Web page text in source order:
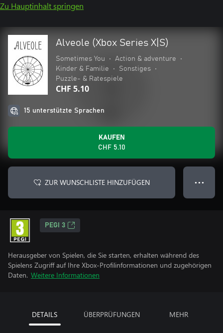
Zu Hauptinhalt springen
Alveole (Xbox Series X|S)
Sometimes You • Action & adventure
•
Kinder & Familie
• Sonstiges
•
Puzzle- & Ratespiele
CHF 5.10
15 unterstützte Sprachen
KAUFEN
CHF 5.10
ZUR WUNSCHLISTE HINZUFÜGEN ● ● ●
PEGI 3
Herausgeber von Spielen, die Sie starten, erhalten während des
Spielens Zugriff auf Ihre Xbox-Profilinformationen und zugehörigen
Daten. Weitere Informationen
DETAILS ÜBERPRÜFUNGEN MEHR